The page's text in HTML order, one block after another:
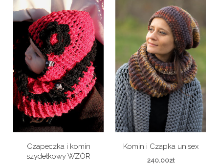
Czapeczka i komin
szydełkowy WZÓR
Komin i Czapka unisex
240.00zł